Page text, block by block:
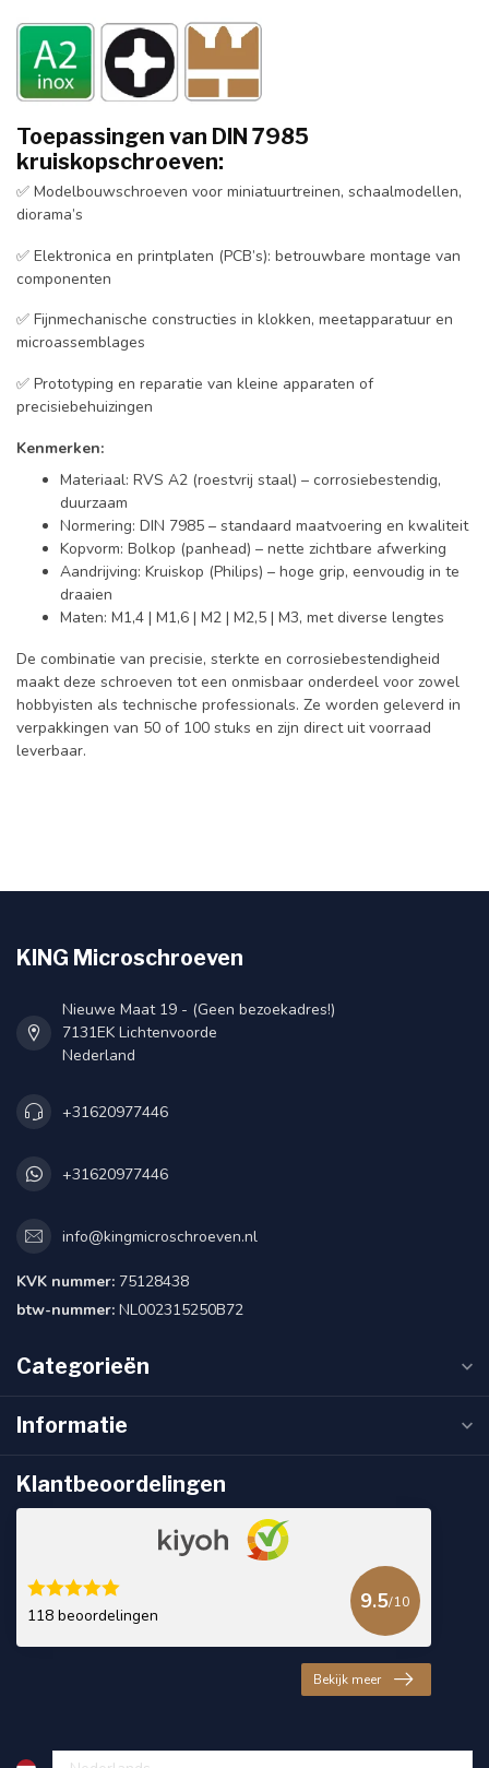
Toepassingen van DIN 7985
kruiskopschroeven:
✅ Modelbouwschroeven voor miniatuurtreinen, schaalmodellen,
diorama’s
✅ Elektronica en printplaten (PCB’s): betrouwbare montage van
componenten
✅ Fijnmechanische constructies in klokken, meetapparatuur en
microassemblages
✅ Prototyping en reparatie van kleine apparaten of
precisiebehuizingen
Kenmerken:
Materiaal: RVS A2 (roestvrij staal) – corrosiebestendig,
duurzaam
Normering: DIN 7985 – standaard maatvoering en kwaliteit
Kopvorm: Bolkop (panhead) – nette zichtbare afwerking
Aandrijving: Kruiskop (Philips) – hoge grip, eenvoudig in te
draaien
Maten: M1,4 | M1,6 | M2 | M2,5 | M3, met diverse lengtes
De combinatie van precisie, sterkte en corrosiebestendigheid
maakt deze schroeven tot een onmisbaar onderdeel voor zowel
hobbyisten als technische professionals. Ze worden geleverd in
verpakkingen van 50 of 100 stuks en zijn direct uit voorraad
leverbaar.
KING Microschroeven
Nieuwe Maat 19 - (Geen bezoekadres!)
7131EK Lichtenvoorde
Nederland
+31620977446
+31620977446
info@kingmicroschroeven.nl
KVK nummer: 75128438
btw-nummer: NL002315250B72
Categorieën
Informatie
Klantbeoordelingen
118 beoordelingen
9.5/10
Bekijk meer